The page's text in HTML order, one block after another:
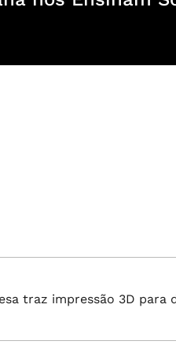
traz impressão 3D para